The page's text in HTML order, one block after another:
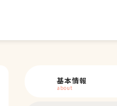
基本情報
about